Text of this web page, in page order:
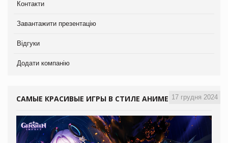
Контакти
Завантажити презентацію
Відгуки
Додати компанію
17 грудня 2024
САМЫЕ КРАСИВЫЕ ИГРЫ В СТИЛЕ АНИМЕ